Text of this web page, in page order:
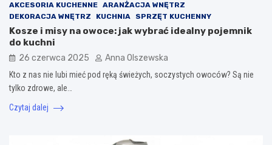
AKCESORIA KUCHENNE ARANŻACJA WNĘTRZ
DEKORACJA WNĘTRZ
KUCHNIA SPRZĘT KUCHENNY
Kosze i misy na owoce: jak wybrać idealny pojemnik
do kuchni
26 czerwca 2025 Anna Olszewska
Kto z nas nie lubi mieć pod ręką świeżych, soczystych owoców? Są nie
tylko zdrowe, ale…
Czytaj dalej